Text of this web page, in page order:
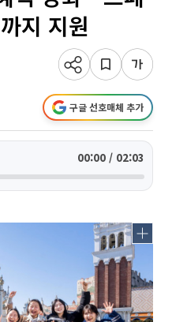
지 지원
구글 선호매체 추가
00:00 / 02:03